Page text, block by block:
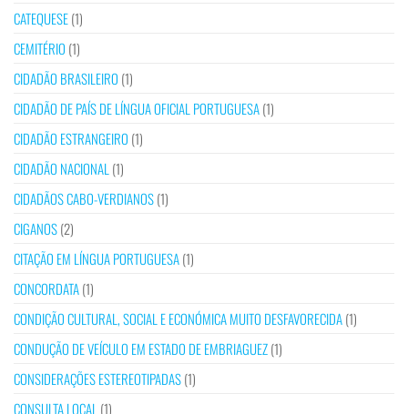
CATEQUESE(1)
CEMITÉRIO (1)
CIDADÃO BRASILEIRO (1)
CIDADÃO DE PAÍS DE LÍNGUA OFICIAL PORTUGUESA(1)
CIDADÃO ESTRANGEIRO (1)
CIDADÃO NACIONAL (1)
CIDADÃOS CABO-VERDIANOS(1)
CIGANOS(2)
CITAÇÃO EM LÍNGUA PORTUGUESA(1)
CONCORDATA(1)
CONDIÇÃO CULTURAL, SOCIAL E ECONÓMICA MUITO DESFAVORECIDA(1)
CONDUÇÃO DE VEÍCULO EM ESTADO DE EMBRIAGUEZ(1)
CONSIDERAÇÕES ESTEREOTIPADAS(1)
CONSULTA LOCAL (1)